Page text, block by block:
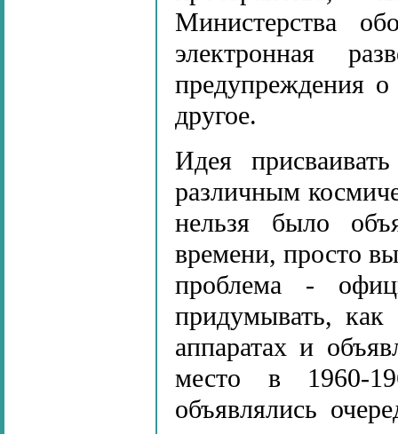
Министерства
электронная
предупреждения
другое.
Идея
различным
нельзя было
времени, просто
проблема -
придумывать, как
аппаратах и
место в 1960-
объявлялись